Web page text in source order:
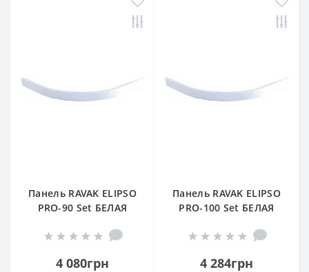
Панель RAVAK ELIPSO
PRO-90 Set БЕЛАЯ
4 080грн
Панель RAVAK ELIPSO
PRO-100 Set БЕЛАЯ
4 284грн